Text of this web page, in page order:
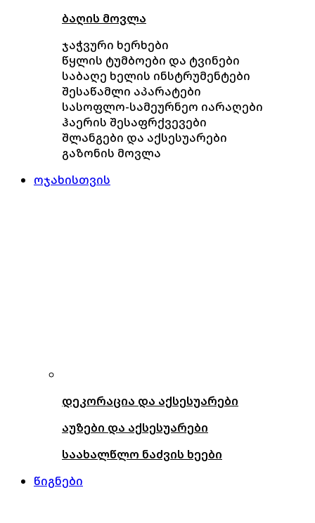
ბაღის მოვლა
ჯაჭვური ხერხები
წყლის ტუმბოები და ტვინები
საბაღე ხელის ინსტრუმენტები
შესაწამლი აპარატები
სასოფლო-სამეურნეო იარაღები
ჰაერის შესაფრქვევები
შლანგები და აქსესუარები
გაზონის მოვლა
ოჯახისთვის
დეკორაცია და აქსესუარები
აუზები და აქსესუარები
საახალწლო ნაძვის ხეები
წიგნები